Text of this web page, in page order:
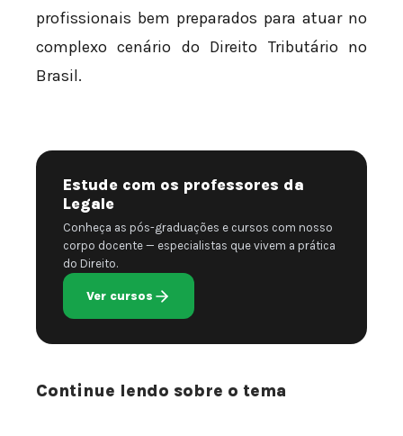
profissionais bem preparados para atuar no
complexo cenário do Direito Tributário no
Brasil.
Estude com os professores da
Legale
Conheça as pós-graduações e cursos com nosso
corpo docente — especialistas que vivem a prática
do Direito.
Ver cursos
Continue lendo sobre o tema